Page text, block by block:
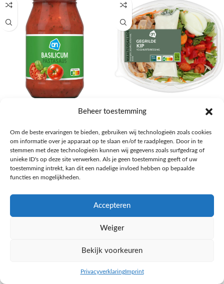
Beheer toestemming
Om de beste ervaringen te bieden, gebruiken wij technologieën zoals cookies
om informatie over je apparaat op te slaan en/of te raadplegen. Door in te
stemmen met deze technologieën kunnen wij gegevens zoals surfgedrag of
unieke ID's op deze site verwerken. Als je geen toestemming geeft of uw
toestemming intrekt, kan dit een nadelige invloed hebben op bepaalde
functies en mogelijkheden.
Accepteren
Weiger
Bekijk voorkeuren
PrivacyverklaringImprint
€1,59
NAAR AH
Salades,Pizza, Maaltijden
€3,39
NAAR AH